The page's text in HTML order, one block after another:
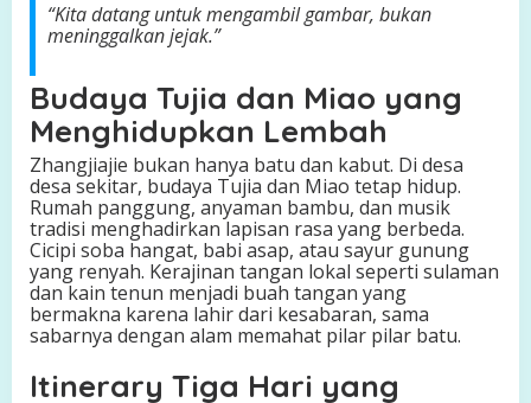
“Kita datang untuk mengambil gambar, bukan
meninggalkan jejak.”
Budaya Tujia dan Miao yang
Menghidupkan Lembah
Zhangjiajie bukan hanya batu dan kabut. Di desa
desa sekitar, budaya Tujia dan Miao tetap hidup.
Rumah panggung, anyaman bambu, dan musik
tradisi menghadirkan lapisan rasa yang berbeda.
Cicipi soba hangat, babi asap, atau sayur gunung
yang renyah. Kerajinan tangan lokal seperti sulaman
dan kain tenun menjadi buah tangan yang
bermakna karena lahir dari kesabaran, sama
sabarnya dengan alam memahat pilar pilar batu.
Itinerary Tiga Hari yang